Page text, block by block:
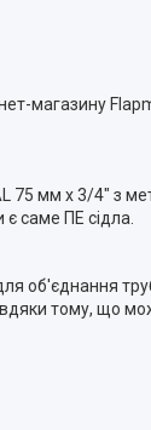
магазину
мм х 3/4" з
саме ПЕ сідла.
об'єднання
тому, що